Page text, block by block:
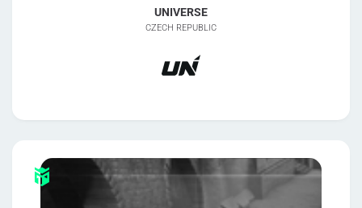
UNIVERSE
CZECH REPUBLIC